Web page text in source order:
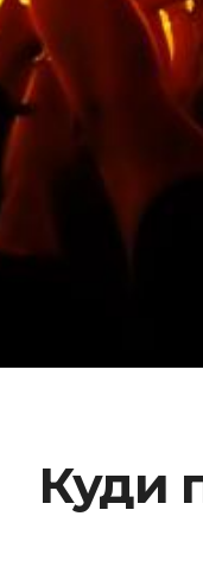
Куди